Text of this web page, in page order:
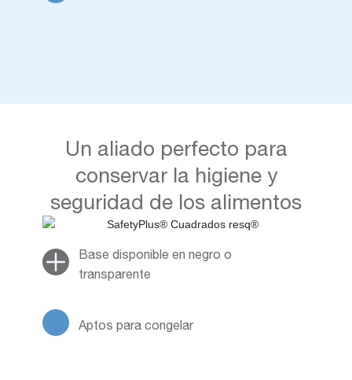
Un aliado perfecto para
conservar la higiene y
seguridad de los alimentos
Base disponible en negro o
transparente
Aptos para congelar